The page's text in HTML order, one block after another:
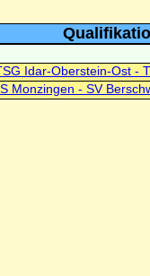
Idar-Oberstein-Ost -
Monzingen - SV